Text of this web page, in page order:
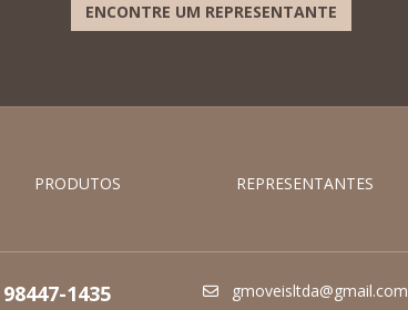
ENCONTRE UM REPRESENTANTE
PRODUTOS REPRESENTANTES
98447-1435 gmoveisltda@gmail.com